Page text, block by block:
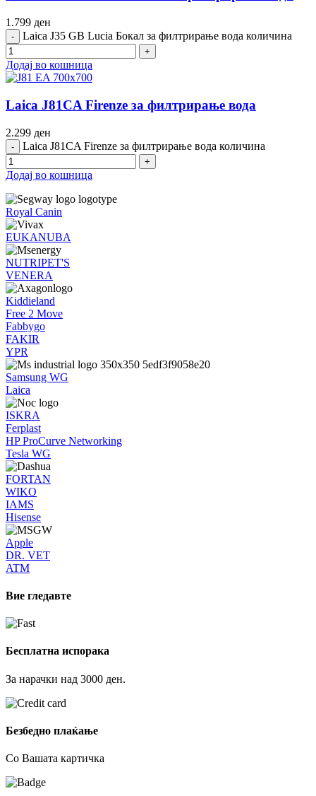
1.799 ден
Laica J35 GB Lucia Бокал за филтрирање вода количина
Додај во кошница
Laica J81CA Firenze за филтрирање вода
2.299 ден
Laica J81CA Firenze за филтрирање вода количина
Додај во кошница
Royal Canin
EUKANUBA
NUTRIPET'S
VENERA
Kiddieland
Free 2 Move
Fabbygo
FAKIR
YPR
Samsung WG
Laica
ISKRA
Ferplast
HP ProCurve Networking
Tesla WG
FORTAN
WIKO
IAMS
Hisense
Apple
DR. VET
ATM
Вие гледавте
Бесплатна испорака
За нарачки над 3000 ден.
Безбедно плаќање
Со Вашата картичка